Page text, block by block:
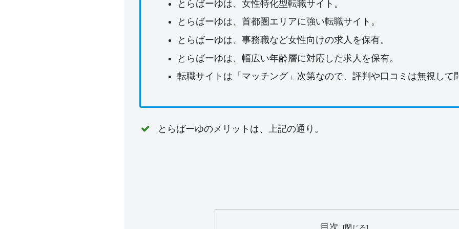
とらばーゆは、女性特化型転職サイト。
とらばーゆは、首都圏エリアに強い転職サイト。
とらばーゆは、事務職など女性向けの求人を保有。
とらばーゆは、幅広い年齢層に対応した求人を保有。
転職サイトは「マッチング」次第なので、評判や口コミは無視して
とらばーゆのメリットは、上記の通り。